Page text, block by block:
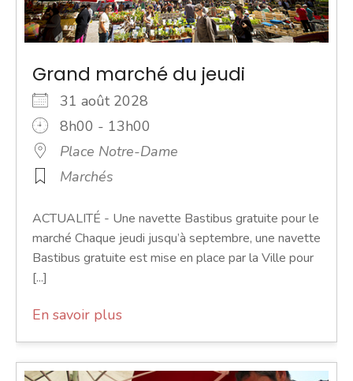
Grand marché du jeudi
31 août 2028
8h00 - 13h00
Place Notre-Dame
Marchés
ACTUALITÉ - Une navette Bastibus gratuite pour le
marché Chaque jeudi jusqu’à septembre, une navette
Bastibus gratuite est mise en place par la Ville pour
[...]
En savoir plus